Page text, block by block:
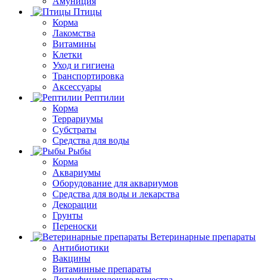
Птицы
Корма
Лакомства
Витамины
Клетки
Уход и гигиена
Транспортировка
Аксессуары
Рептилии
Корма
Террариумы
Субстраты
Средства для воды
Рыбы
Корма
Аквариумы
Оборудование для аквариумов
Средства для воды и лекарства
Декорации
Грунты
Переноски
Ветеринарные препараты
Антибиотики
Вакцины
Витаминные препараты